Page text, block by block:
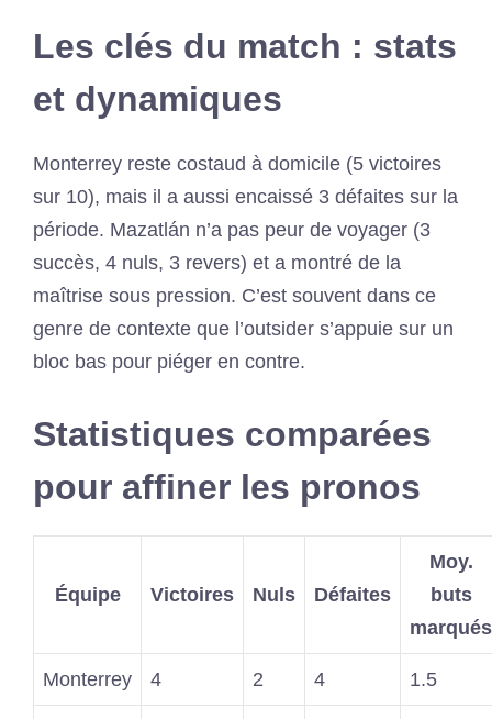
Les clés du match : stats
et dynamiques
Monterrey reste costaud à domicile (5 victoires
sur 10), mais il a aussi encaissé 3 défaites sur la
période. Mazatlán n’a pas peur de voyager (3
succès, 4 nuls, 3 revers) et a montré de la
maîtrise sous pression. C’est souvent dans ce
genre de contexte que l’outsider s’appuie sur un
bloc bas pour piéger en contre.
Statistiques comparées
pour affiner les pronos
Équipe Victoires Nuls Défaites
Moy.
buts
marqués
Monterrey 4 2 4 1.5